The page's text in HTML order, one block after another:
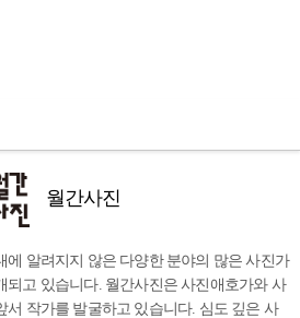
월간사진
에 알려지지 않은 다양한 분야의 많은 사진가
되고 있습니다. 월간사진은 사진애호가와 사
서 작가를 발굴하고 있습니다. 심도 깊은 사